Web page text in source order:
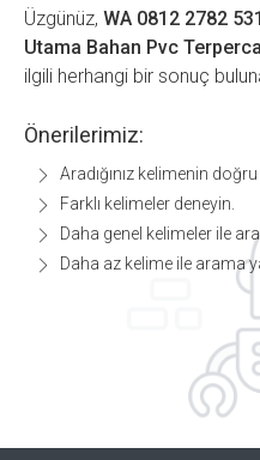
Üzgünüz, WA 0812 2782
Utama Bahan Pvc
ilgili herhangi bir sonuç
Önerilerimiz:
Aradığınız kelimenin
Farklı kelimeler deneyin.
Daha genel kelimeler ile
Daha az kelime ile arama